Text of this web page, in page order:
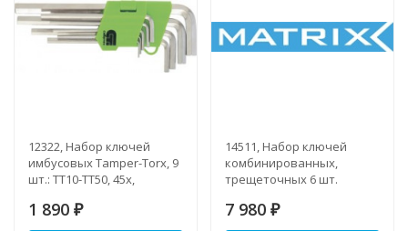
12322, Набор ключей
имбусовых Tamper-Torx, 9
шт.: TT10-ТT50, 45x,
никель
1 890 ₽
14511, Набор ключей
комбинированных,
трещеточных 6 шт.
7 980 ₽